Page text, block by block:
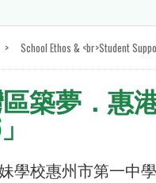
> School Ethos & <br>Student
區築夢．
學校惠州市第一中